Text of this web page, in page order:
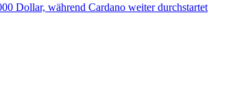
Dollar, während Cardano weiter durchstartet